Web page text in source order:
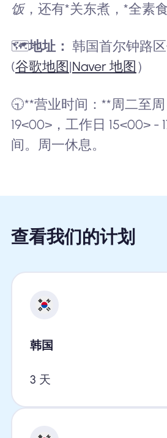
饭，还有*关东煮，*全素食
🗺️地址： 韩国首尔钟路
(谷歌地图 |Naver 地图 ）
🕤**营业时间：**周二至周
19<00>，工作日 15<00> -
间。周一休息。
查看我们的计划
韩国
3 天